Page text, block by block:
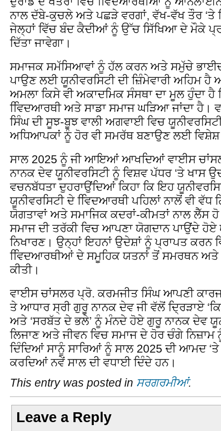
ਨਾਲ ਦੱਬੇ-ਕੁਚਲੇ ਅਤੇ ਪਛੜੇ ਵਰਗਾਂ, ਵੱਖ-ਵੱਖ ਤੌਰ
ਜੇਲ੍ਹਾਂ ਵਿੱਚ ਬੰਦ ਕੈਦੀਆਂ ਨੂੰ ਉੱਚ ਸਿੱਖਿਆ ਦੇ ਮੌਕੇ
ਦਿੱਤਾ ਜਾਵੇਗਾ।
ਸਮਾਜਕ ਸਮੱਸਿਆਵਾਂ ਨੂੰ ਹੱਲ ਕਰਨ ਅਤੇ ਸਮੁੱਚੇ
ਪਾਉਣ ਲਈ ਯੂਨੀਵਰਸਿਟੀ ਦੀ ਜ਼ਿੰਮੇਵਾਰੀ ਅਹਿਮ
ਅਮਲਾ ਕਿਸੇ ਵੀ ਅਕਾਦਮਿਕ ਸੰਸਥਾ ਦਾ ਮੂਲ ਹੁੰਦਾ ਹੈ
ਵਿਿਦਆਰਥੀ ਅਤੇ ਸਾਡਾ ਸਮਾਜ ਘੜਿਆ ਜਾਂਦਾ ਹੈ।
ਸਿੰਘ ਦੀ ਸੂਝ-ਬੂਝ ਵਾਲੀ ਅਗਵਾਈ ਵਿਚ
ਅਧਿਆਪਕਾਂ ਨੂੰ ਹੋਰ ਵੀ ਸਮਰੱਥ ਬਣਾਉਣ ਲਈ
ਸਾਲ 2025 ਨੂੰ ਜੀ ਆਇਆਂ ਆਖਦਿਆਂ ਵਾਈਸ
ਨਾਨਕ ਦੇਵ ਯੂਨੀਵਰਸਿਟੀ ਨੂੰ ਵਿਸ਼ਵ ਪੱਧਰ ‘ਤੇ ਖਾਸ
ਵਚਨਬੱਧਤਾ ਦੁਹਰਾਉਂਦਿਆਂ ਕਿਹਾ ਕਿ ਇਹ
ਯੂਨੀਵਰਸਿਟੀ ਦੇ ਵਿਿਦਆਰਥੀ ਪਹਿਲਾਂ ਨਾਲੋਂ ਵੀ
ਯੋਗਤਾਵਾਂ ਅਤੇ ਸਮਾਜਿਕ ਕਦਰਾਂ-ਕੀਮਤਾਂ ਨਾਲ ਲੈੱਸ
ਸਮਾਜ ਦੀ ਤਰੱਕੀ ਵਿਚ ਆਪਣਾ ਯੋਗਦਾਨ ਪਾਉਂਦੇ ਹੋਏ
ਨਿਖਾਰਣ। ਉਨ੍ਹਾਂ ਇਹਨਾਂ ਉਦੇਸ਼ਾਂ ਨੂੰ ਪ੍ਰਾਪਤ ਕਰਨ
ਵਿਿਦਆਰਥੀਆਂ ਦੇ ਸਮੂਹਿਕ ਯਤਨਾਂ ਤੋਂ ਸਮਰਥਨ ਅਤੇ
ਕੀਤੀ।
ਵਾਈਸ ਚਾਂਸਲਰ ਪ੍ਰੋ. ਕਰਮਜੀਤ ਸਿੰਘ ਆਪਣੀ
ਤੇ ਆਧਾਰ ਸ੍ਰੀ ਗੁਰੂ ਨਾਨਕ ਦੇਵ ਜੀ ਵੱਲੋਂ ਦ੍ਰਿੜਾਏ
ਅਤੇ ‘ਸਰਬੱਤ ਦੇ ਭਲੇ’ ਨੂੰ ਮੰਨਦੇ ਹੋਏ ਗੁਰੂ ਨਾਨਕ ਦੇਵ
ਲਿਜਾਣ ਅਤੇ ਜੀਵਨ ਵਿਚ ਸਮਾਜ ਦੇ ਹੋਰ ਚੰਗੇ
ਦਿੰਦਿਆਂ ਸਾਨੂੰ ਸਾਰਿਆਂ ਨੂੰ ਸਾਲ 2025 ਦੀ ਆਮਦ
ਕਰਦਿਆਂ ਨਵੇਂ ਸਾਲ ਦੀ ਵਧਾਈ ਦਿੰਦੇ ਹਨ।
This entry was posted in ਸਰਗਰਮੀਆਂ.
Leave a Reply